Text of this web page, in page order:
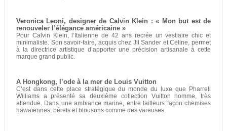
Veronica Leoni, designer de Calvin Klein : « Mon but est de
renouveler l’élégance américaine »
Pour Calvin Klein, l’Italienne de 42 ans recrée un vestiaire chic et
minimaliste. Son savoir-faire, acquis chez Jil Sander et Celine, permet
à la directrice artistique d’apporter une précision artisanale à cette
marque grand public.
A Hongkong, l’ode à la mer de Louis Vuitton
C’est dans cette place stratégique du monde du luxe que Pharrell
Williams a présenté sa deuxième collection Vuitton homme, très
attendue. Dans une ambiance marine, entre tailleurs façon chemises
hawaïennes, bérets et blousons comme des vareuses.